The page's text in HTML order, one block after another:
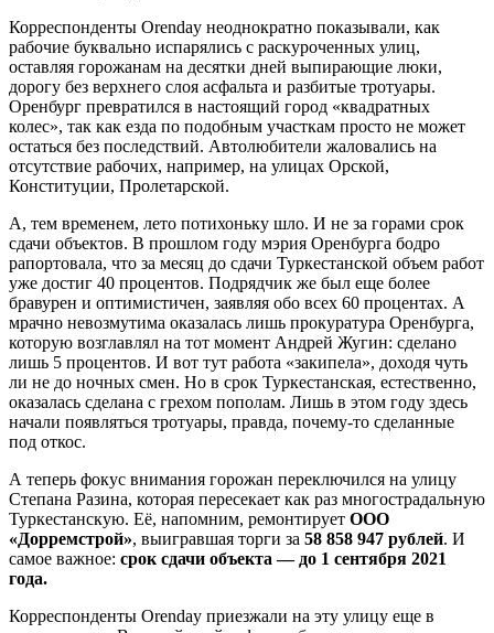
Корреспонденты Orenday неоднократно показывали, как
рабочие буквально испарялись с раскуроченных улиц,
оставляя горожанам на десятки дней выпирающие люки,
дорогу без верхнего слоя асфальта и разбитые тротуары.
Оренбург превратился в настоящий город «квадратных
колес», так как езда по подобным участкам просто не может
остаться без последствий. Автолюбители жаловались на
отсутствие рабочих, например, на улицах Орской,
Конституции, Пролетарской.
А, тем временем, лето потихоньку шло. И не за горами срок
сдачи объектов. В прошлом году мэрия Оренбурга бодро
рапортовала, что за месяц до сдачи Туркестанской объем работ
уже достиг 40 процентов. Подрядчик же был еще более
бравурен и оптимистичен, заявляя обо всех 60 процентах. А
мрачно невозмутима оказалась лишь прокуратура Оренбурга,
которую возглавлял на тот момент Андрей Жугин: сделано
лишь 5 процентов. И вот тут работа «закипела», доходя чуть
ли не до ночных смен. Но в срок Туркестанская, естественно,
оказалась сделана с грехом пополам. Лишь в этом году здесь
начали появляться тротуары, правда, почему-то сделанные
под откос.
А теперь фокус внимания горожан переключился на улицу
Степана Разина, которая пересекает как раз многострадальную
Туркестанскую. Её, напомним, ремонтирует ООО
«Дорремстрой», выигравшая торги за 58 858 947 рублей. И
самое важное: срок сдачи объекта — до 1 сентября 2021
года.
Корреспонденты Orenday приезжали на эту улицу еще в